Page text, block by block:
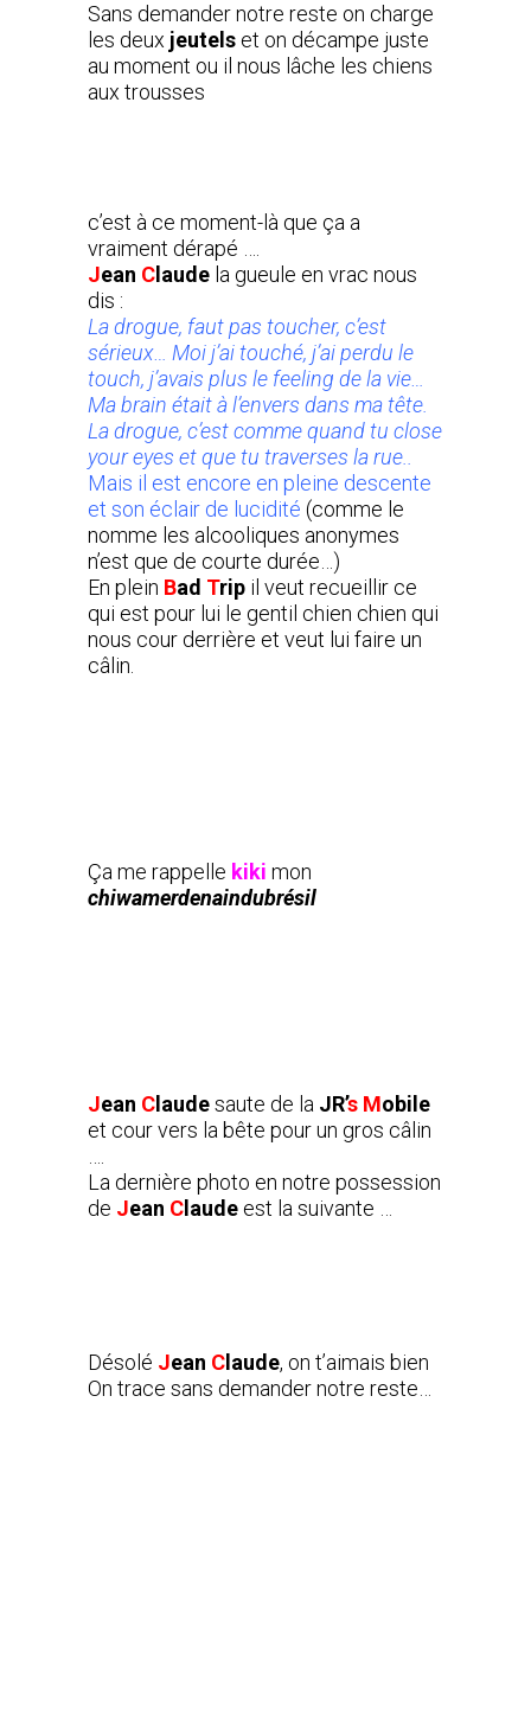
Sans demander notre reste on charge
les deux jeutels et on décampe juste
au moment ou il nous lâche les chiens
aux trousses
c’est à ce moment-là que ça a
vraiment dérapé ….
Jean C laude la gueule en vrac nous
dis :
La drogue, faut pas toucher, c’est
sérieux… Moi j’ai touché, j’ai perdu le
touch, j’avais plus le feeling de la vie…
Ma brain était à l’envers dans ma tête.
La drogue, c’est comme quand tu close
your eyes et que tu traverses la rue..
Mais il est encore en pleine descente
et son éclair de lucidité (comme le
nomme les alcooliques anonymes
n’est que de courte durée…)
En plein Bad Trip il veut recueillir ce
qui est pour lui le gentil chien chien qui
nous cour derrière et veut lui faire un
câlin.
Ça me rappelle kiki mon
chiwamerdenaindubrésil
Jean C laudesaute de la JR’s Mobile
et cour vers la bête pour un gros câlin
La dernière photo en notre possession
de Jean C laude est la suivante …
Désolé Jean C laude, on t’aimais bien
On trace sans demander notre reste…